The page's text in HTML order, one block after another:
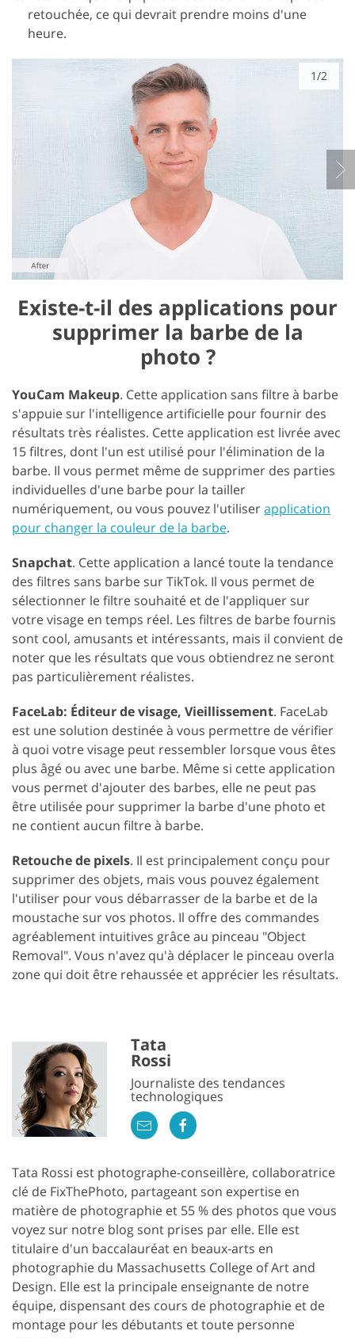
retouchée, ce qui devrait prendre moins d'une
heure.
1/2
Existe-t-il des applications pour
supprimer la barbe de la
photo ?
YouCam Makeup. Cette application sans filtre à barbe
s'appuie sur l'intelligence artificielle pour fournir des
résultats très réalistes. Cette application est livrée avec
15 filtres, dont l'un est utilisé pour l'élimination de la
barbe. Il vous permet même de supprimer des parties
individuelles d'une barbe pour la tailler
numériquement, ou vous pouvez l'utiliserapplication
pour changer la couleur de la barbe.
Snapchat. Cette application a lancé toute la tendance
des filtres sans barbe sur TikTok. Il vous permet de
sélectionner le filtre souhaité et de l'appliquer sur
votre visage en temps réel. Les filtres de barbe fournis
sont cool, amusants et intéressants, mais il convient de
noter que les résultats que vous obtiendrez ne seront
pas particulièrement réalistes.
FaceLab: Éditeur de visage, Vieillissement. FaceLab
est une solution destinée à vous permettre de vérifier
à quoi votre visage peut ressembler lorsque vous êtes
plus âgé ou avec une barbe. Même si cette application
vous permet d'ajouter des barbes, elle ne peut pas
être utilisée pour supprimer la barbe d'une photo et
ne contient aucun filtre à barbe.
Retouche de pixels. Il est principalement conçu pour
supprimer des objets, mais vous pouvez également
l'utiliser pour vous débarrasser de la barbe et de la
moustache sur vos photos. Il offre des commandes
agréablement intuitives grâce au pinceau "Object
Removal". Vous n'avez qu'à déplacer le pinceau overla
zone qui doit être rehaussée et apprécier les résultats.
Tata
Rossi
Journaliste des tendances
technologiques
Tata Rossi est photographe-conseillère, collaboratrice
clé de FixThePhoto, partageant son expertise en
matière de photographie et 55 % des photos que vous
voyez sur notre blog sont prises par elle. Elle est
titulaire d'un baccalauréat en beaux-arts en
photographie du Massachusetts College of Art and
Design. Elle est la principale enseignante de notre
équipe, dispensant des cours de photographie et de
montage pour les débutants et toute personne